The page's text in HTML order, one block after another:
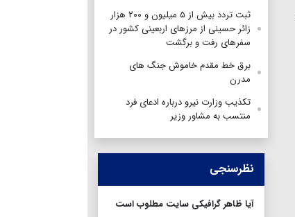
ثبت تردد بیش از ۵ میلیون و ۲۰۰ هزار
زائر حسینی از مرزهای اربعینی کشور در
سفرهای رفت و برگشت
برق خط مقدم خاموش جنگ های
مدرن
تکذیب وزارت نیرو درباره ادعای فرد
منتسب به مشاور وزیر
نظرسنجی
آیا ظاهر گرافیکی سایت مطلوب است